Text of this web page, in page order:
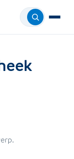
Menu